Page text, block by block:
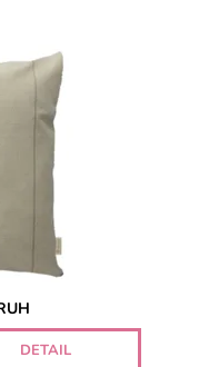
DETAIL